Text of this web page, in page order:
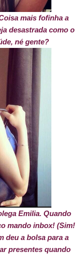
mais fofinha a
desastrada como o
né gente?
Emilia. Quando
mando inbox! (Sim!
deu a bolsa para a
presentes quando